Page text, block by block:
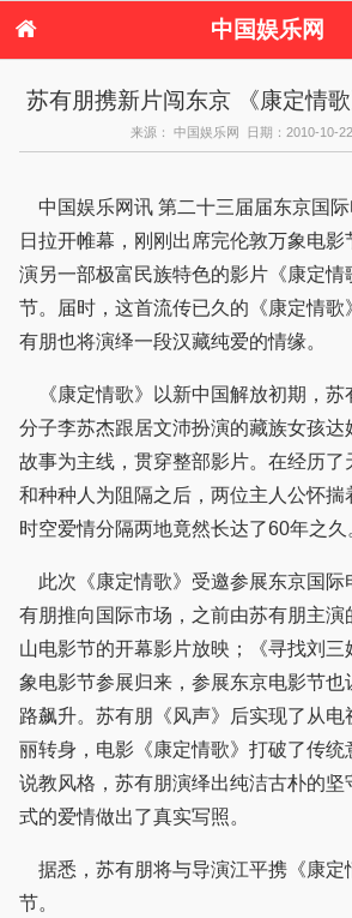
中国娱乐网
港台娱乐
日本娱乐 韩国娱
音乐新闻 影视
八卦
苏有朋携新片闯东京 《康定情
来源： 中国娱乐网 日期：2010-10-
中国娱乐网讯 第二十三届届东京国
日拉开帷幕，刚刚出席完伦敦万象电
演另一部极富民族特色的影片《康定情
节。届时，这首流传已久的《康定情歌
有朋也将演绎一段汉藏纯爱的情缘。
《康定情歌》以新中国解放初期，苏
分子李苏杰跟居文沛扮演的藏族女孩达
故事为主线，贯穿整部影片。在经历了
和种种人为阻隔之后，两位主人公怀揣
时空爱情分隔两地竟然长达了60年之久
此次《康定情歌》受邀参展东京国际
有朋推向国际市场，之前由苏有朋主演
山电影节的开幕影片放映；《寻找刘
象电影节参展归来，参展东京电影节也
路飙升。苏有朋《风声》后实现了从
丽转身，电影《康定情歌》打破了传统
说教风格，苏有朋演绎出纯洁古朴的坚
式的爱情做出了真实写照。
据悉，苏有朋将与导演江平携《康定
节。